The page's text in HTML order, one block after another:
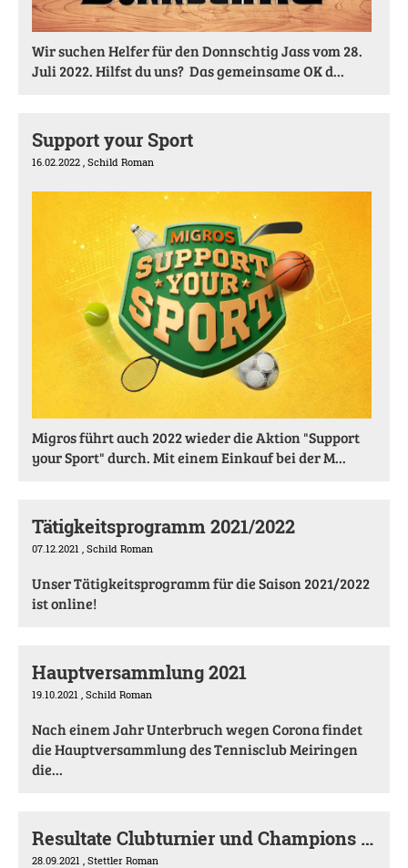
Wir suchen Helfer für den Donnschtig Jass vom 28.
Juli 2022. Hilfst du uns? Das gemeinsame OK d...
Support your Sport
16.02.2022 , Schild Roman
Migros führt auch 2022 wieder die Aktion "Support
your Sport" durch. Mit einem Einkauf bei der M...
Tätigkeitsprogramm 2021/2022
07.12.2021 , Schild Roman
Unser Tätigkeitsprogramm für die Saison 2021/2022
ist online!
Hauptversammlung 2021
19.10.2021 , Schild Roman
Nach einem Jahr Unterbruch wegen Corona findet
die Hauptversammlung des Tennisclub Meiringen
die...
Resultate Clubturnier und Champions von morgen
28.09.2021 , Stettler Roman